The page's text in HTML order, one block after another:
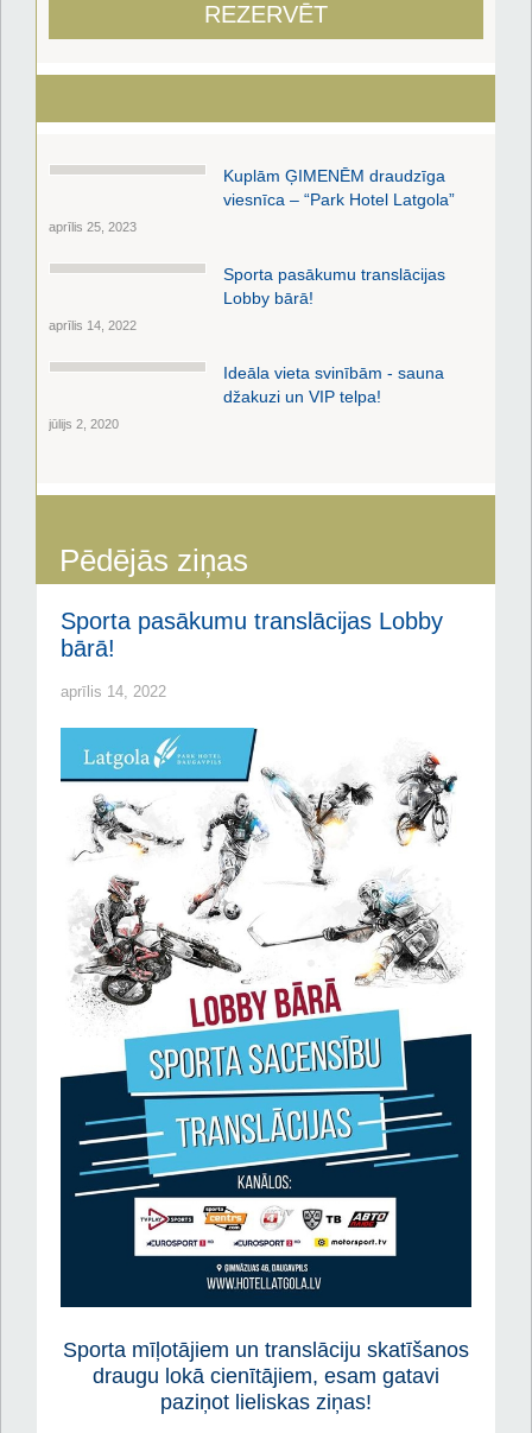
REZERVĒT
Kuplām ĢIMENĒM draudzīga
viesnīca – “Park Hotel Latgola”
aprīlis 25, 2023
Sporta pasākumu translācijas
Lobby bārā!
aprīlis 14, 2022
Ideāla vieta svinībām - sauna
džakuzi un VIP telpa!
jūlijs 2, 2020
Pēdējās ziņas
Sporta pasākumu translācijas Lobby
bārā!
aprīlis 14, 2022
Sporta mīļotājiem un translāciju skatīšanos
draugu lokā cienītājiem, esam gatavi
paziņot lieliskas ziņas!